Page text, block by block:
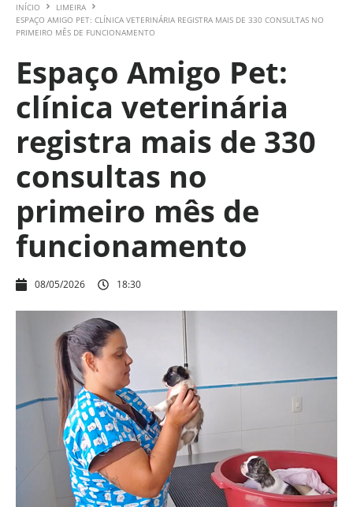
INÍCIO
LIMEIRA
ESPAÇO AMIGO PET: CLÍNICA VETERINÁRIA REGISTRA MAIS DE 330 CONSULTAS NO
PRIMEIRO MÊS DE FUNCIONAMENTO
Espaço Amigo Pet:
clínica veterinária
registra mais de 330
consultas no
primeiro mês de
funcionamento
08/05/2026 18:30